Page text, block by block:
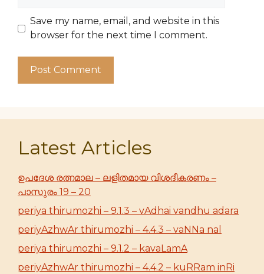
Save my name, email, and website in this
browser for the next time I comment.
Latest Articles
ഉപദേശ രത്നമാല – ലളിതമായ വിശദീകരണം –
പാസുരം 19 – 20
periya thirumozhi – 9.1.3 – vAdhai vandhu adara
periyAzhwAr thirumozhi – 4.4.3 – vaNNa nal
periya thirumozhi – 9.1.2 – kavaLamA
periyAzhwAr thirumozhi – 4.4.2 – kuRRam inRi